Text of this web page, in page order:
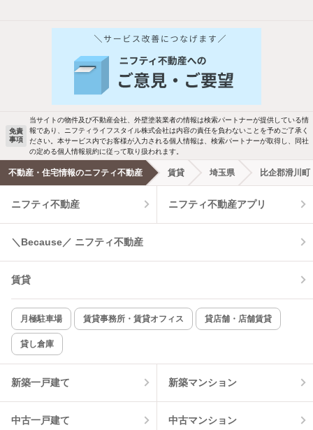
他の人はこんな条件で絞り込んでいます！
バス・トイレ別 2階以上
駐車場あり ペット相談
洗濯機置場あり 独立洗面台
エアコンあり 都市ガス
温水洗浄便座 オートロック
コンロ2口以上
新着のみ インターネット無料
該当件数:
2
免責
事項
当サイトの物件及び不動産会社、外壁塗装業者の情報は検索パートナーが提供している情
報であり、ニフティライフスタイル株式会社は内容の責任を負わないことを予めご了承く
ださい。本サービス内でお客様が入力される個人情報は、検索パートナーが取得し、同社
の定める個人情報規約に従って取り扱われます。
不動産・住宅情報のニフティ不動産 賃貸 埼玉県 比企郡滑川町
ニフティ不動産 ニフティ不動産アプリ
＼Because／ ニフティ不動産
賃貸
月極駐車場 賃貸事務所・賃貸オフィス 貸店舗・店舗賃貸
貸し倉庫
新築一戸建て 新築マンション
中古一戸建て 中古マンション